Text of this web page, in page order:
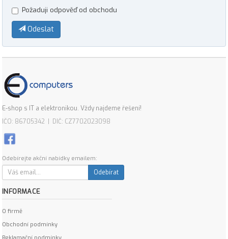
Požaduji odpověď od obchodu
Odeslat
E-shop s IT a elektronikou. Vždy najdeme řešení!
IČO: 86705342 | DIČ: CZ7702023098
Odebírejte akční nabídky emailem:
Odebírat
INFORMACE
O firmě
Obchodní podmínky